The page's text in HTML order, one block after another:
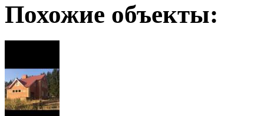
Похожие объекты: